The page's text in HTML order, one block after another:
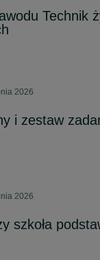
Technik
2026
i zestaw
2026
szkoła